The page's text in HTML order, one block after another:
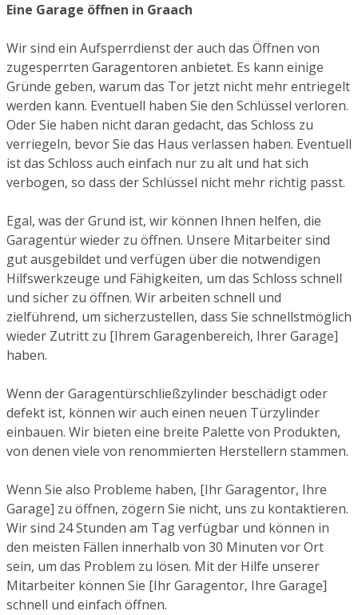
Eine Garage öffnen in Graach
Wir sind ein Aufsperrdienst der auch das Öffnen von
zugesperrten Garagentoren anbietet. Es kann einige
Gründe geben, warum das Tor jetzt nicht mehr entriegelt
werden kann. Eventuell haben Sie den Schlüssel verloren.
Oder Sie haben nicht daran gedacht, das Schloss zu
verriegeln, bevor Sie das Haus verlassen haben. Eventuell
ist das Schloss auch einfach nur zu alt und hat sich
verbogen, so dass der Schlüssel nicht mehr richtig passt.
Egal, was der Grund ist, wir können Ihnen helfen, die
Garagentür wieder zu öffnen. Unsere Mitarbeiter sind
gut ausgebildet und verfügen über die notwendigen
Hilfswerkzeuge und Fähigkeiten, um das Schloss schnell
und sicher zu öffnen. Wir arbeiten schnell und
zielführend, um sicherzustellen, dass Sie schnellstmöglich
wieder Zutritt zu [Ihrem Garagenbereich, Ihrer Garage]
haben.
Wenn der Garagentürschließzylinder beschädigt oder
defekt ist, können wir auch einen neuen Türzylinder
einbauen. Wir bieten eine breite Palette von Produkten,
von denen viele von renommierten Herstellern stammen.
Wenn Sie also Probleme haben, [Ihr Garagentor, Ihre
Garage] zu öffnen, zögern Sie nicht, uns zu kontaktieren.
Wir sind 24 Stunden am Tag verfügbar und können in
den meisten Fällen innerhalb von 30 Minuten vor Ort
sein, um das Problem zu lösen. Mit der Hilfe unserer
Mitarbeiter können Sie [Ihr Garagentor, Ihre Garage]
schnell und einfach öffnen.